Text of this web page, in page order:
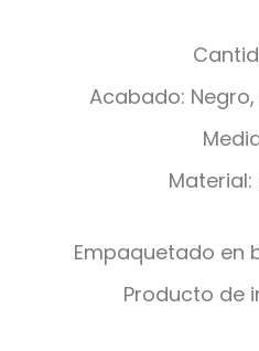
Acabado:
Empaquetado en
Producto de